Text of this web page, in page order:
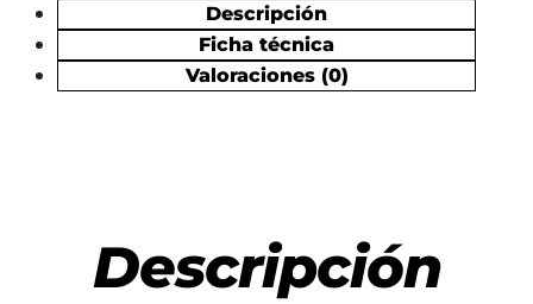
Descripción
Ficha técnica
Valoraciones (0)
Descripción